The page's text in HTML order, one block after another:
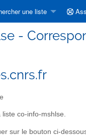
une liste
-
co-info-mshlse.
sur le bouton ci-